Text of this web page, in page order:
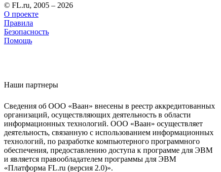
© FL.ru, 2005 – 2026
О проекте
Правила
Безопасность
Помощь
Наши партнеры
Сведения об ООО «Ваан» внесены в реестр аккредитованных
организаций, осуществляющих деятельность в области
информационных технологий. ООО «Ваан» осуществляет
деятельность, связанную с использованием информационных
технологий, по разработке компьютерного программного
обеспечения, предоставлению доступа к программе для ЭВМ
и является правообладателем программы для ЭВМ
«Платформа FL.ru (версия 2.0)».